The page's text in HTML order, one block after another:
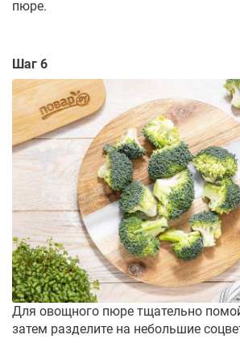
пюре.
Шаг 6
Для овощного пюре тщательно
затем разделите на небольшие